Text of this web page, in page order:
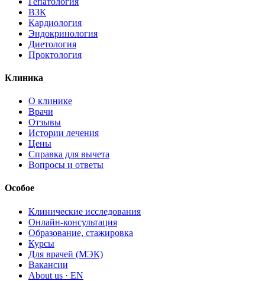
ВЗК
Кардиология
Эндокринология
Диетология
Проктология
Клиника
О клинике
Врачи
Отзывы
Истории лечения
Цены
Справка для вычета
Вопросы и ответы
Особое
Клинические исследования
Онлайн-консультация
Образование, стажировка
Курсы
Для врачей (МЭК)
Вакансии
About us · EN